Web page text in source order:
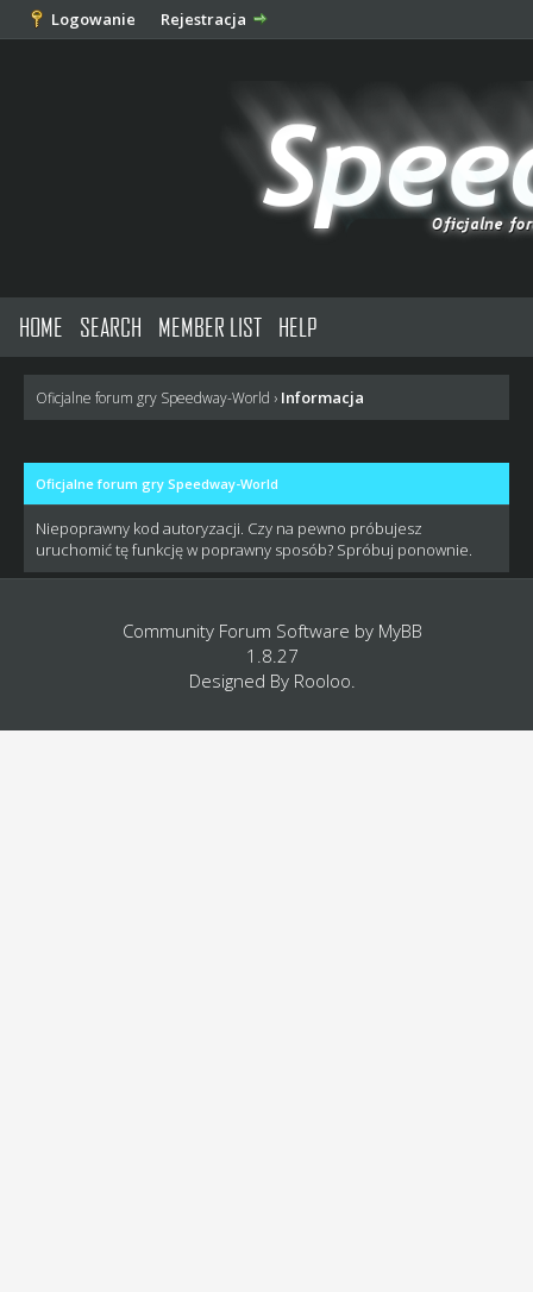
Logowanie Rejestracja
HOME SEARCH MEMBER LIST HELP
Oficjalne forum gry Speedway-World › Informacja
Oficjalne forum gry Speedway-World
Niepoprawny kod autoryzacji. Czy na pewno próbujesz
uruchomić tę funkcję w poprawny sposób? Spróbuj ponownie.
Community Forum Software by MyBB
1.8.27
Designed By Rooloo.